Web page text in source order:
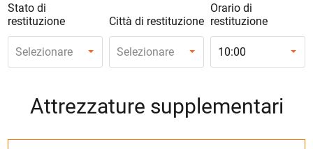
Stato di
restituzione
Città di restituzione
Orario di
restituzione
Selezionare Selezionare 10:00
Attrezzature supplementari